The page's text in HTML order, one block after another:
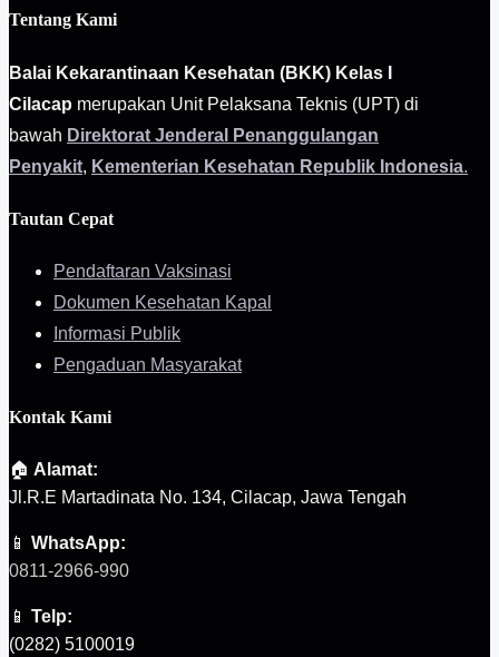
Tentang Kami
Balai Kekarantinaan Kesehatan (BKK) Kelas I
Cilacap merupakan Unit Pelaksana Teknis (UPT) di
bawah Direktorat Jenderal Penanggulangan
Penyakit, Kementerian Kesehatan Republik Indonesia.
Tautan Cepat
Pendaftaran Vaksinasi
Dokumen Kesehatan Kapal
Informasi Publik
Pengaduan Masyarakat
Kontak Kami
🏠 Alamat:
Jl.R.E Martadinata No. 134, Cilacap, Jawa Tengah
📱 WhatsApp:
0811-2966-990
📱 Telp:
(0282) 5100019